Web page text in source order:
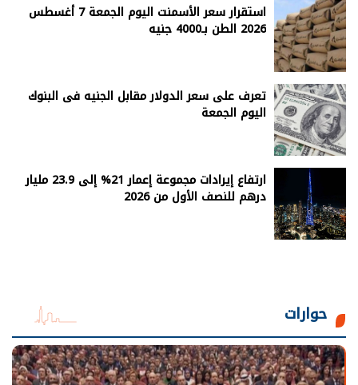
استقرار سعر الأسمنت اليوم الجمعة 7 أغسطس
2026 الطن بـ4000 جنيه
تعرف على سعر الدولار مقابل الجنيه فى البنوك
اليوم الجمعة
ارتفاع إيرادات مجموعة إعمار 21% إلى 23.9 مليار
درهم للنصف الأول من 2026
حوارات